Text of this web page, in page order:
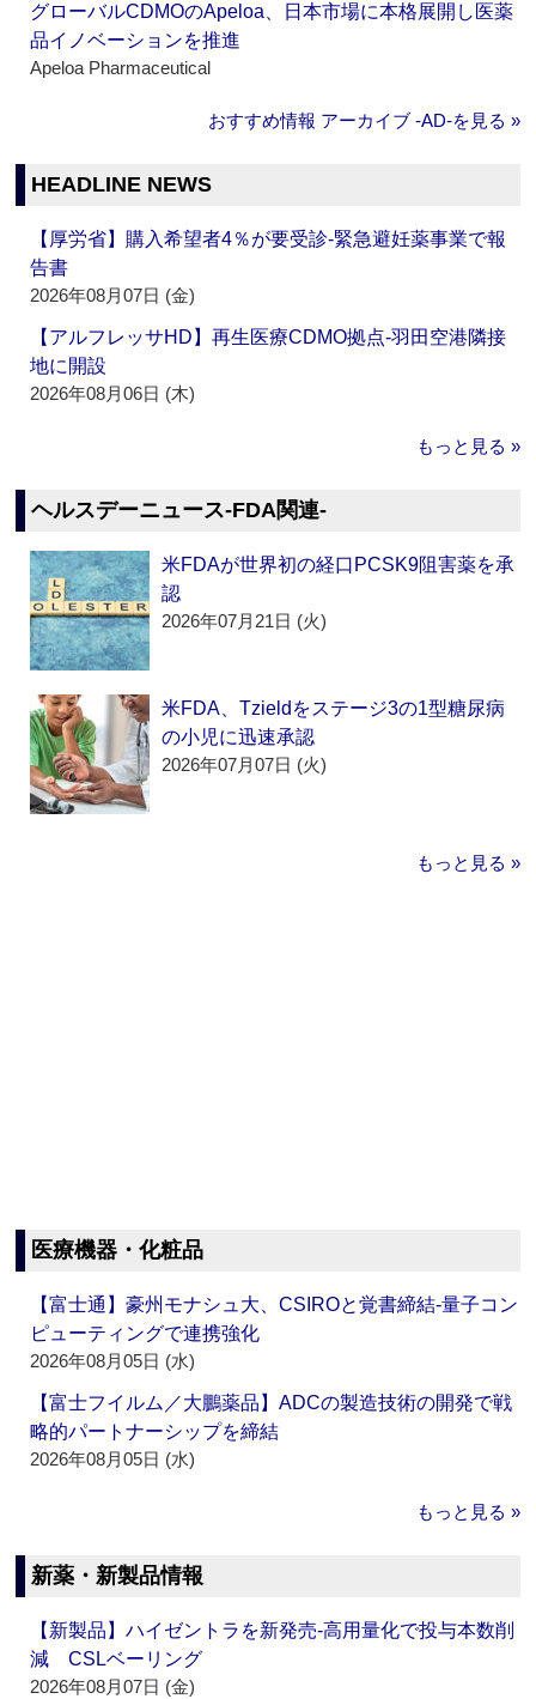
グローバルCDMOのApeloa、日本市場に本格展開し医薬
品イノベーションを推進
Apeloa Pharmaceutical
おすすめ情報 アーカイブ ‐AD‐を見る »
HEADLINE NEWS
【厚労省】購入希望者4％が要受診‐緊急避妊薬事業で報
告書
2026年08月07日 (金)
【アルフレッサHD】再生医療CDMO拠点‐羽田空港隣接
地に開設
2026年08月06日 (木)
もっと見る »
ヘルスデーニュース‐FDA関連‐
米FDAが世界初の経口PCSK9阻害薬を承
認
2026年07月21日 (火)
米FDA、Tzieldをステージ3の1型糖尿病
の小児に迅速承認
2026年07月07日 (火)
もっと見る »
医療機器・化粧品
【富士通】豪州モナシュ大、CSIROと覚書締結‐量子コン
ピューティングで連携強化
2026年08月05日 (水)
【富士フイルム／大鵬薬品】ADCの製造技術の開発で戦
略的パートナーシップを締結
2026年08月05日 (水)
もっと見る »
新薬・新製品情報
【新製品】ハイゼントラを新発売‐高用量化で投与本数削
減 CSLベーリング
2026年08月07日 (金)